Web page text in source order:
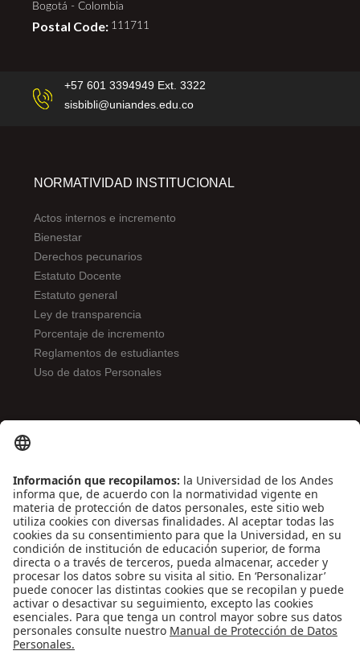
Bogotá - Colombia
Postal Code: 111711
+57 601 3394949 Ext. 3322
sisbibli@uniandes.edu.co
NORMATIVIDAD INSTITUCIONAL
Actos internos e incremento
Bienestar
Derechos pecunarios
Estatuto Docente
Estatuto general
Ley de transparencia
Porcentaje de incremento
Reglamentos de estudiantes
Uso de datos Personales
Contáctenos
Biblioguías
Preguntas frecuentes
Capacitación
Directrices
Entretenimiento
Compra de libros y material audiovisual